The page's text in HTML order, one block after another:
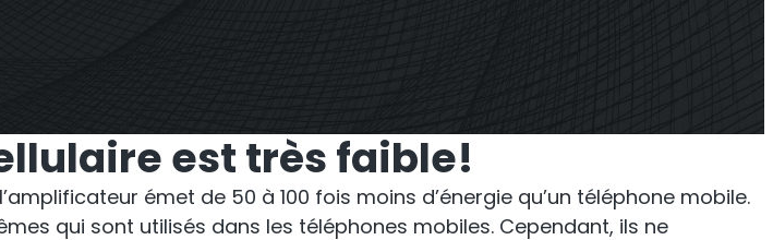
Planificateur d’installation en
ligne
Analyseur professionnel de
est très faible!
émet de 50 à 100 fois moins d’énergie qu’un téléphone mobile.
qui sont utilisés dans les téléphones mobiles. Cependant, ils ne